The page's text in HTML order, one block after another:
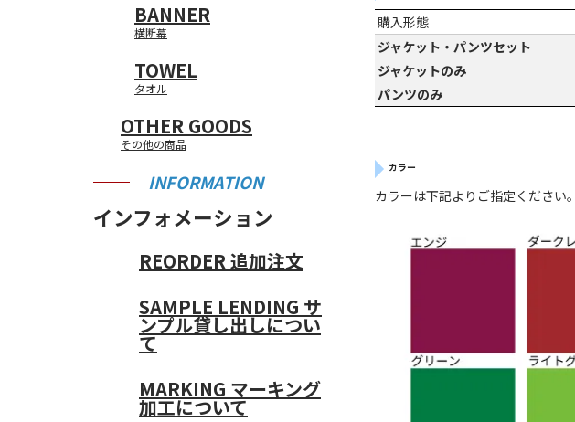
BANNER
横断幕
TOWEL
タオル
OTHER GOODS
その他の商品
INFORMATION
インフォメーション
REORDER追加注文
SAMPLE LENDING サ
ンプル貸し出しについ
て
MARKING マーキング
加工について
購入形態
ジャケット・パンツセット
ジャケットのみ
パンツのみ
カラー
カラーは下記よりご指定ください。